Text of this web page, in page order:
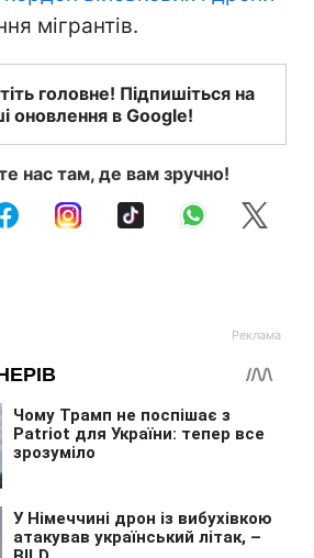
мігрантів.
головне! Підпишіться на
оновлення в Google!
нас там, де вам зручно!